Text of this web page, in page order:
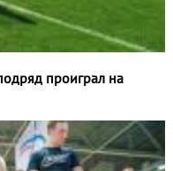
проиграл на